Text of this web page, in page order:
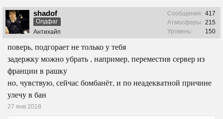
shadof
Олдфаг
Антихайп
Сообщения: 417
Атмосферы: 215
Уровень:
150
поверь, подгорает не только у тебя
задержку можно убрать , например, переместив сервер из
франции в рашку
но, чувствую, сейчас бомбанёт, и по неадекватной причине
улечу в бан
27 янв 2018